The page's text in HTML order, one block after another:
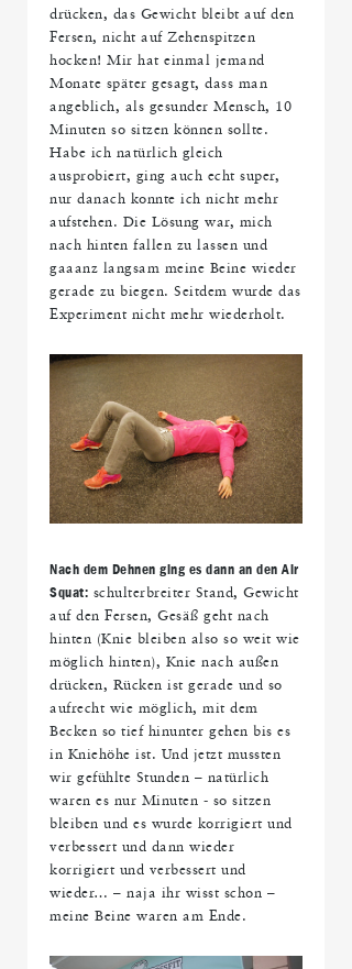
drücken, das Gewicht bleibt auf den
Fersen, nicht auf Zehenspitzen
hocken! Mir hat einmal jemand
Monate später gesagt, dass man
angeblich, als gesunder Mensch, 10
Minuten so sitzen können sollte.
Habe ich natürlich gleich
ausprobiert, ging auch echt super,
nur danach konnte ich nicht mehr
aufstehen. Die Lösung war, mich
nach hinten fallen zu lassen und
gaaanz langsam meine Beine wieder
gerade zu biegen. Seitdem wurde das
Experiment nicht mehr wiederholt.
Nach dem Dehnen ging es dann an den Air
Squat: schulterbreiter Stand, Gewicht
auf den Fersen, Gesäß geht nach
hinten (Knie bleiben also so weit wie
möglich hinten), Knie nach außen
drücken, Rücken ist gerade und so
aufrecht wie möglich, mit dem
Becken so tief hinunter gehen bis es
in Kniehöhe ist. Und jetzt mussten
wir gefühlte Stunden – natürlich
waren es nur Minuten - so sitzen
bleiben und es wurde korrigiert und
verbessert und dann wieder
korrigiert und verbessert und
wieder… – naja ihr wisst schon –
meine Beine waren am Ende.